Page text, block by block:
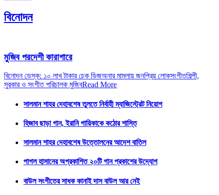
বিনোদন
মুজিব পরদেশী কারাগারে
বিনোদন ডেস্ক: ১০ লাখ টাকার চেক ডিজঅনার মামলায় জনপ্রিয় লোকসংগীতশিল্পী,
সুরকার ও সংগীত পরিচালক মুজিবRead More
সালমান শাহর দেহাবশেষ তুলতে নির্বাহী ম্যাজিস্ট্রেট নিয়োগ
হিজাব ছাড়া গান, ইরানি গায়িকাকে কঠোর শাস্তি
সালমান শাহর দেহাবশেষ উত্তোলনের আদেশ বাতিল
পাগল হাসানের অপ্রকাশিত ২০টি গান প্রকাশের উদ্যোগ
বাউল সংগীতের সাধক কানাই দাস বাউল আর নেই